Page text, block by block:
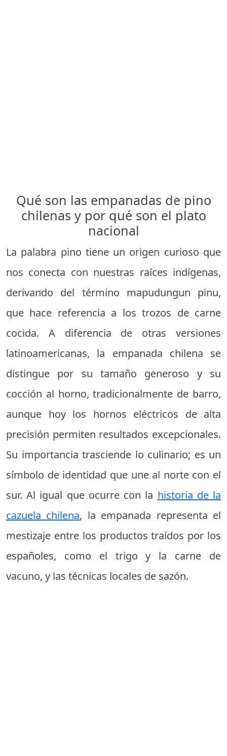
Qué son las empanadas de pino
chilenas y por qué son el plato
nacional
La palabra pino tiene un origen curioso que
nos conecta con nuestras raíces indígenas,
derivando del término mapudungun pinu,
que hace referencia a los trozos de carne
cocida. A diferencia de otras versiones
latinoamericanas, la empanada chilena se
distingue por su tamaño generoso y su
cocción al horno, tradicionalmente de barro,
aunque hoy los hornos eléctricos de alta
precisión permiten resultados excepcionales.
Su importancia trasciende lo culinario; es un
símbolo de identidad que une al norte con el
sur. Al igual que ocurre con la historia de la
cazuela chilena, la empanada representa el
mestizaje entre los productos traídos por los
españoles, como el trigo y la carne de
vacuno, y las técnicas locales de sazón.